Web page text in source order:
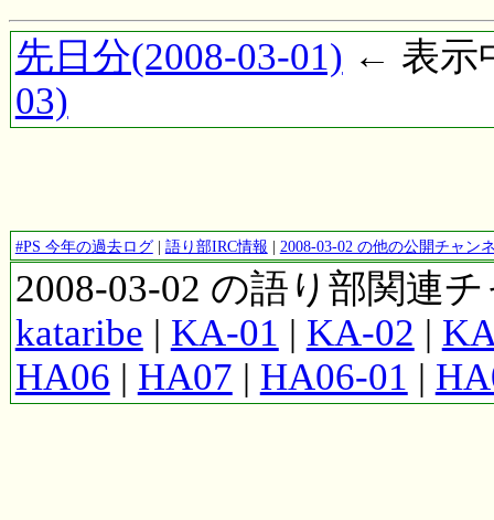
先日分(2008-03-01) ← 表示
03)
#PS 今年の過去ログ| 語り部IRC情報 | 2008-03-02 の他の公開チャン
2008-03-02 の語り部関連
kataribe | KA-01 | KA-02 |
HA06 | HA07 | HA06-01 |